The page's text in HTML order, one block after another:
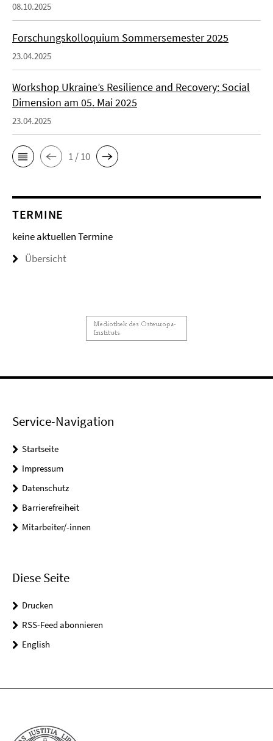
08.10.2025
Forschungskolloquium Sommersemester 2025
23.04.2025
Workshop Ukraine’s Resilience and Recovery: Social
Dimension am 05. Mai 2025
23.04.2025
1 / 10
TERMINE
keine aktuellen Termine
Übersicht
Service-Navigation
Startseite
Impressum
Datenschutz
Barrierefreiheit
Mitarbeiter/-innen
Diese Seite
Drucken
RSS-Feed abonnieren
English